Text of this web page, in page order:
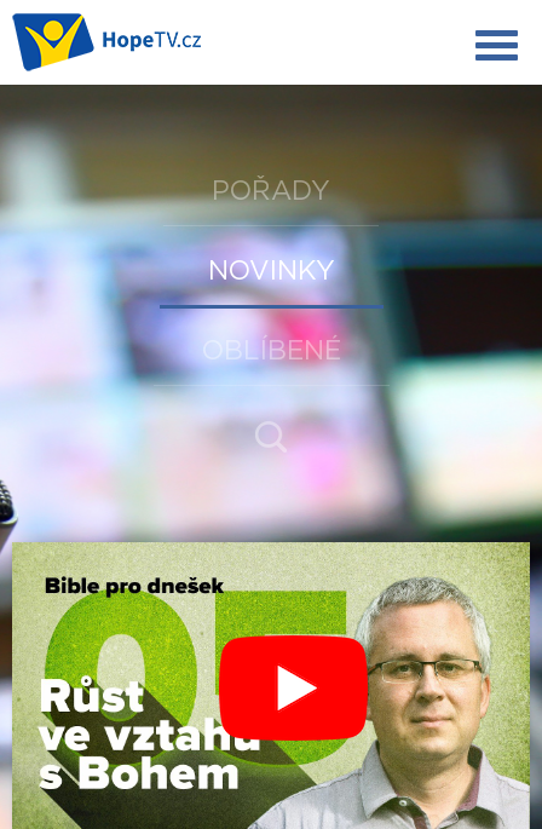
POŘADY
NOVINKY
OBLÍBENÉ